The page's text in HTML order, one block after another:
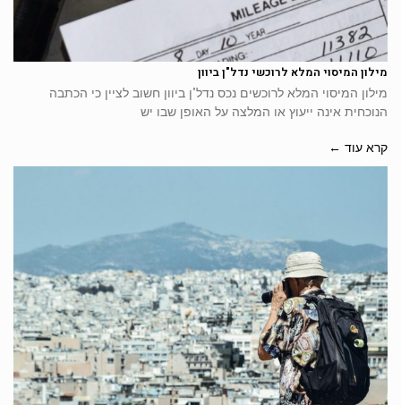
מילון המיסוי המלא לרוכשי נדל"ן ביוון
מילון המיסוי המלא לרוכשים נכס נדל"ן ביוון חשוב לציין כי הכתבה
הנוכחית אינה ייעוץ או המלצה על האופן שבו יש
קרא עוד ←